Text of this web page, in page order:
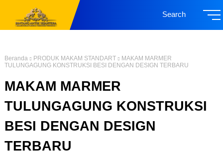
Search
Beranda PRODUK MAKAM STANDART
MAKAM MARMER
TULUNGAGUNG KONSTRUKSI BESI DENGAN DESIGN TERBARU
MAKAM MARMER
TULUNGAGUNG KONSTRUKSI
BESI DENGAN DESIGN
TERBARU